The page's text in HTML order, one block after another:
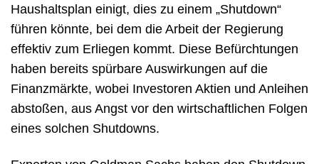
Haushaltsplan einigt, dies zu einem „Shutdown“
führen könnte, bei dem die Arbeit der Regierung
effektiv zum Erliegen kommt. Diese Befürchtungen
haben bereits spürbare Auswirkungen auf die
Finanzmärkte, wobei Investoren Aktien und Anleihen
abstoßen, aus Angst vor den wirtschaftlichen Folgen
eines solchen Shutdowns.